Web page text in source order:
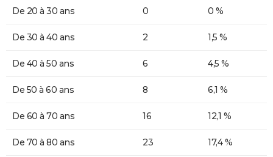
De 20 à 30 ans 0 0 %
De 30 à 40 ans 2 1,5 %
De 40 à 50 ans 6 4,5 %
De 50 à 60 ans 8 6,1 %
De 60 à 70 ans 16 12,1 %
De 70 à 80 ans 23 17,4 %